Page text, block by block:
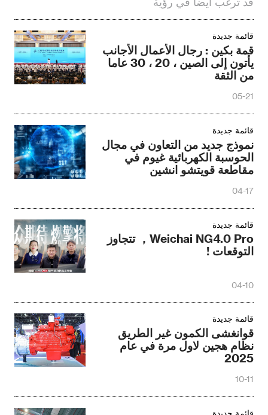
قائمة جديدة
قمة بكين : رجال الأعمال الأجانب
يأتون إلى الصين ، 20 ، 30 عاما
من الثقة
05-21
قائمة جديدة
نموذج جديد من التعاون في مجال
الحوسبة الكهربائية غيوم في
مقاطعة قويتشو انشين
04-17
قائمة جديدة
Weichai NG4.0 Pro， تتجاوز
التوقعات !
04-10
قائمة جديدة
قوانغشى الكمون غير الطريق
نظام هجين لاول مرة في عام
2025
10-11
قائمة جديدة